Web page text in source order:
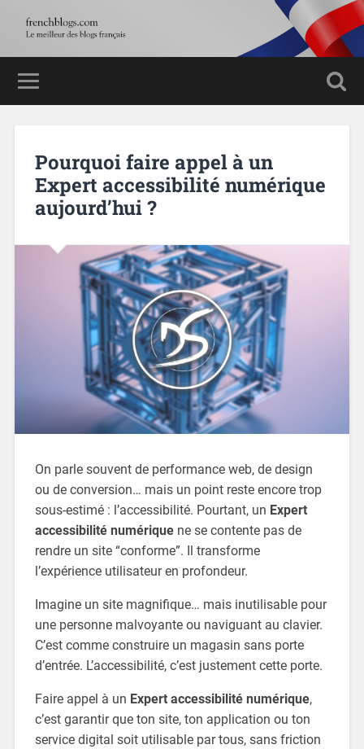
Pourquoi faire appel à un
Expert accessibilité numérique
aujourd’hui ?
On parle souvent de performance web, de design
ou de conversion… mais un point reste encore trop
sous-estimé : l’accessibilité. Pourtant, un Expert
accessibilité numériquene se contente pas de
rendre un site “conforme”. Il transforme
l’expérience utilisateur en profondeur.
Imagine un site magnifique… mais inutilisable pour
une personne malvoyante ou naviguant au clavier.
C’est comme construire un magasin sans porte
d’entrée. L’accessibilité, c’est justement cette porte.
Faire appel à un Expert accessibilité numérique,
c’est garantir que ton site, ton application ou ton
service digital soit utilisable par tous, sans friction